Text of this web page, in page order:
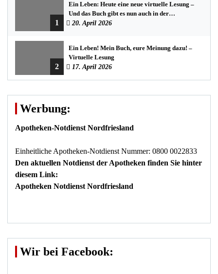
1
Ein Leben: Heute eine neue virtuelle Lesung –
Und das Buch gibt es nun auch in der
Bredstedter Stadtbuchhandlung
20. April 2026
2
Ein Leben! Mein Buch, eure Meinung dazu! –
Virtuelle Lesung
17. April 2026
Werbung:
Apotheken-Notdienst Nordfriesland
Einheitliche Apotheken-Notdienst Nummer: 0800 0022833
Den aktuellen Notdienst der Apotheken finden Sie hinter
diesem Link:
Apotheken Notdienst Nordfriesland
Wir bei Facebook: